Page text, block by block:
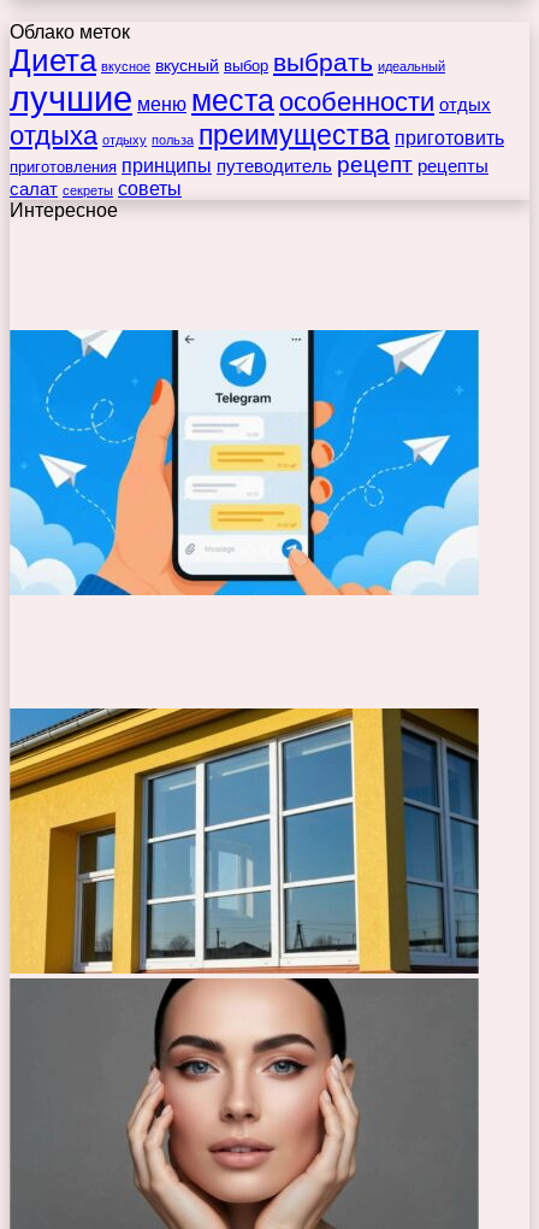
Облако меток
Диета вкусное вкусный выбор выбрать идеальный
лучшие меню места особенности отдых
отдыха отдыху польза преимущества приготовить
приготовления принципы путеводитель рецепт рецепты
салат секреты советы
Интересное